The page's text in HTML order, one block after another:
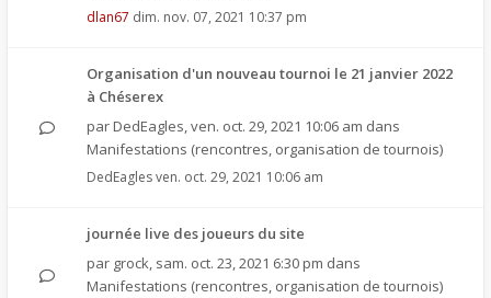
dlan67 dim. nov. 07, 2021 10:37 pm
Organisation d'un nouveau tournoi le 21 janvier 2022
à Chéserex
par DedEagles,ven. oct. 29, 2021 10:06 am dans
Manifestations (rencontres, organisation de tournois)
DedEaglesven. oct. 29, 2021 10:06 am
journée live des joueurs du site
par grock, sam. oct. 23, 2021 6:30 pm dans
Manifestations (rencontres, organisation de tournois)